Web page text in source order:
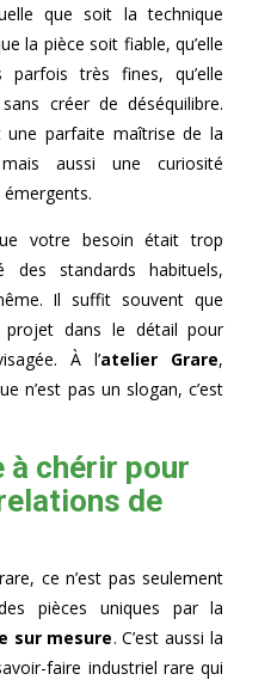
que soit la technique
la pièce soit fiable, qu’elle
parfois très fines, qu’elle
créer de déséquilibre.
une parfaite maîtrise de la
aussi une curiosité
votre besoin était trop
standards habituels,
Il suffit souvent que
dans le détail pour
À l’atelier Grare,
n’est pas un slogan, c’est
à chérir pour
de
ce n’est pas seulement
pièces uniques par la
sur mesure. C’est aussi la
faire industriel rare qui